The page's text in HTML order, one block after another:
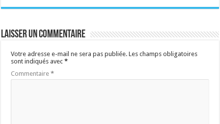
Laisser un commentaire
Votre adresse e-mail ne sera pas publiée. Les champs obligatoires
sont indiqués avec*
Commentaire*